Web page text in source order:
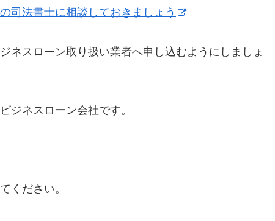
司法書士に相談しておきましょう
ネスローン取り扱い業者へ申し込むようにしましょ
ジネスローン会社です。
ください。